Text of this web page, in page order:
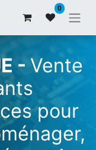
0
-Vente
pour